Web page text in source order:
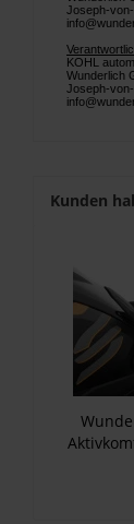
Joseph-
KOHL
Wunderlich
Joseph-
Kunden